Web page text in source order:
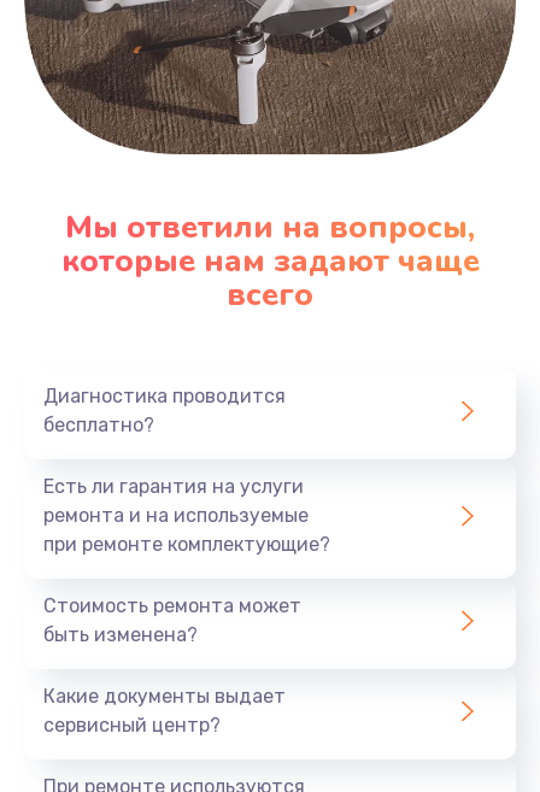
Мы ответили на вопросы,
которые нам задают чаще
всего
Диагностика проводится
бесплатно?
Есть ли гарантия на услуги
ремонта и на используемые
при ремонте комплектующие?
Стоимость ремонта может
быть изменена?
Какие документы выдает
сервисный центр?
При ремонте используются